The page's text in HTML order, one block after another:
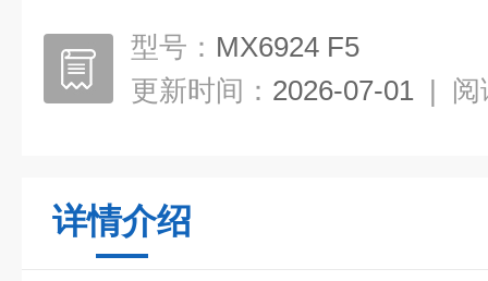
型号： MX6924 F5
更新时间： 2026-07-01 | 阅
详情介绍